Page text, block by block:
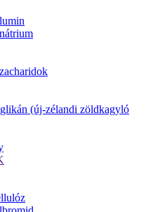
(új-zélandi zöldkagyló